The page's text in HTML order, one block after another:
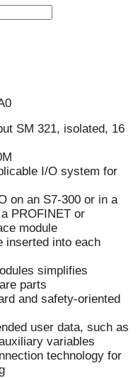
SM 321, isolated, 16
I/O system for
on an S7-300 or in a
PROFINET or
module
inserted into each
simplifies
parts
and safety-oriented
user data, such as
variables
technology for